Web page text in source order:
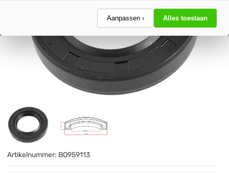
Aanpassen › Alles toestaan
Artikelnummer: BO959113